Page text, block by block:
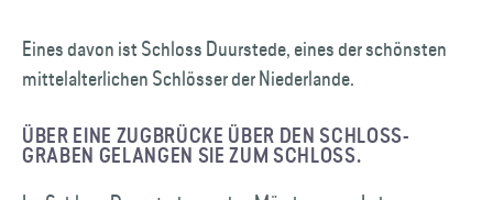
Eines davon ist Schloss Duurstede, eines der schönsten
mittelalterlichen Schlösser der Niederlande.
ÜBER EINE ZUGBRÜCKE ÜBER DEN SCHLOSS­
GRABEN GELANGEN SIE ZUM SCHLOSS.